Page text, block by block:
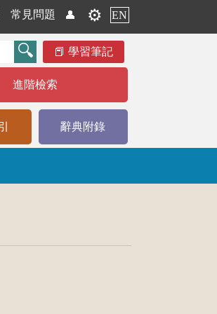
常見問題 👤 ⚙️ EN
學習筆記
進階檢索
辭典附錄